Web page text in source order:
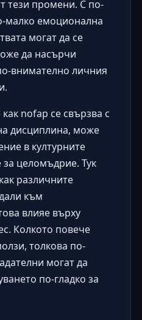
тези промени. С по-
малко емоционална
могат да се
да насърчи
внимателно личния
nofap се свързва с
дисциплина, може
в културните
за целомъдрие. Тук
различните
към
влияе върху
Колкото повече
толкова по-
могат да
по-гладко за